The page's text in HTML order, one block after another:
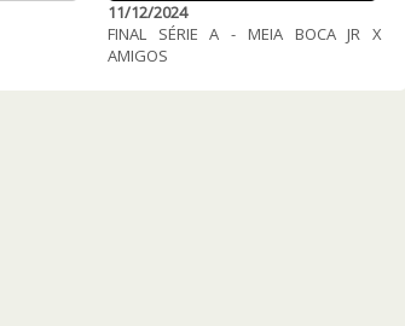
11/12/2024
FINAL SÉRIE A - MEIA BOCA JR X
AMIGOS